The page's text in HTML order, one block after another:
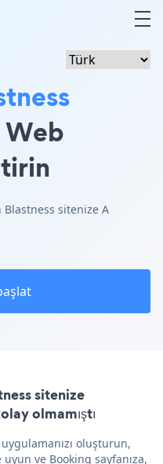
Blastness sitenize A
sitenize
olmamıştı
oluşturun,
ve Booking sayfanıza,